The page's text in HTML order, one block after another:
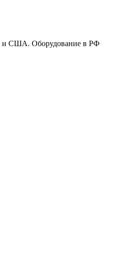
и США. Оборудование в РФ